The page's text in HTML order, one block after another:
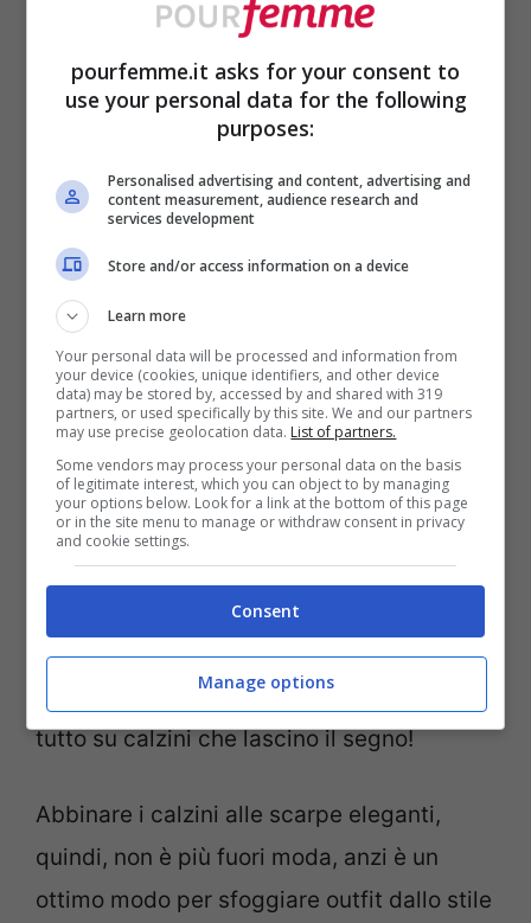
Indossare un mocassino in pelle sotto una
gonna midi in tartan o in stile college è
semplicemente il top in questa stagione,
specialmente se come capo spalla
scegliamo uno dei
tendenza per l’inverno!
Terminiamo con l’abbinamento preferito
dalle star mondiali:calzino a costine con
scarpe super eleganti!Se il calzino col
sandalo era appannaggio solo dei tedeschi
in vacanza in Italia, ora la moda ha
invertito la rotta e reso iconico questo
look! Certo, alle Birkenstock si
sostituiscono sandali con il tacco oscarpe
platform sky high, ma soprattutto si punta
tutto su calzini che lascino il segno!
Abbinare i calzini alle scarpe eleganti,
quindi, non è più fuori moda, anzi è un
ottimo modo per sfoggiare outfit dallo stile
pourfemme.it asks for your consent to
use your personal data for the following
purposes:
Personalised advertising and content, advertising and
content measurement, audience research and
services development
Store and/or access information on a device
Learn more
Your personal data will be processed and information from
your device (cookies, unique identifiers, and other device
data) may be stored by, accessed by and shared with 319
partners, or used specifically by this site. We and our partners
may use precise geolocation data. List of partners.
Some vendors may process your personal data on the basis
of legitimate interest, which you can object to by managing
your options below. Look for a link at the bottom of this page
or in the site menu to manage or withdraw consent in privacy
and cookie settings.
Consent
Manage options